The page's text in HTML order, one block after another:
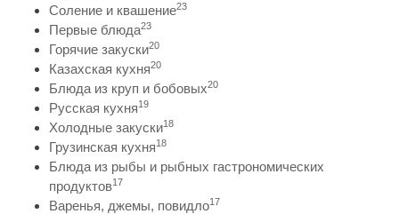
Соление и квашение23
Первые блюда23
Горячие закуски20
Казахская кухня20
Блюда из круп и бобовых20
Русская кухня19
Холодные закуски18
Грузинская кухня18
Блюда из рыбы и рыбных гастрономических
продуктов17
Варенья, джемы, повидло17